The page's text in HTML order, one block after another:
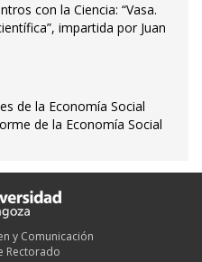
con la Ciencia: “Vasa.
impartida por Juan
de la Economía Social
de la Economía Social
y Comunicación
Rectorado